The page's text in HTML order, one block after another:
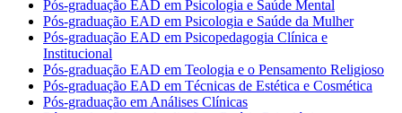
Pós-graduação EAD em Psicologia e Saúde Mental
Pós-graduação EAD em Psicologia e Saúde da Mulher
Pós-graduação EAD em Psicopedagogia Clínica e
Institucional
Pós-graduação EAD em Teologia e o Pensamento Religioso
Pós-graduação EAD em Técnicas de Estética e Cosmética
Pós-graduação em Análises Clínicas